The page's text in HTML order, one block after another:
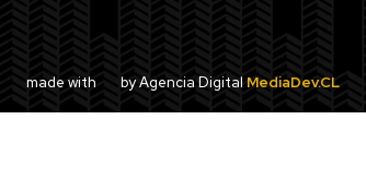
made with by Agencia Digital MediaDev.CL